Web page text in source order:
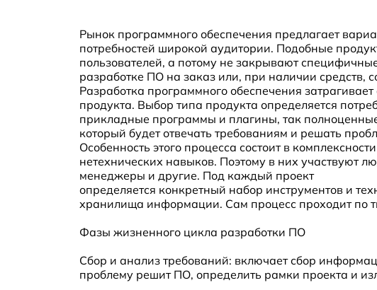
Рынок программного обеспечения предлагает
потребностей широкой аудитории. Подобные
пользователей, а потому не закрывают
разработке ПО на заказ или, при наличии
Разработка программного обеспечения
продукта. Выбор типа продукта определяется
прикладные программы и плагины, так
который будет отвечать требованиям и решать
Особенность этого процесса состоит в
нетехнических навыков. Поэтому в них участвуют
менеджеры и другие. Под каждый проект
определяется конкретный набор инструментов и
хранилища информации. Сам процесс проходит по
Фазы жизненного цикла разработки ПО
Сбор и анализ требований: включает сбор
проблему решит ПО, определить рамки проекта и